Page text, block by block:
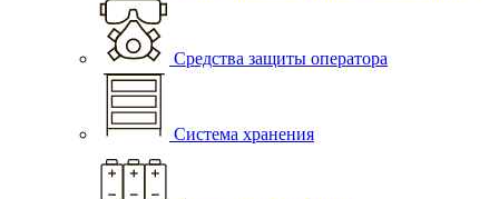
Средства защиты оператора
Система хранения